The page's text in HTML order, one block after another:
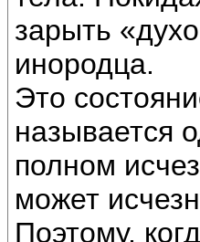
зарыть
инородца.
Это
называется
полном
может
Поэтому,